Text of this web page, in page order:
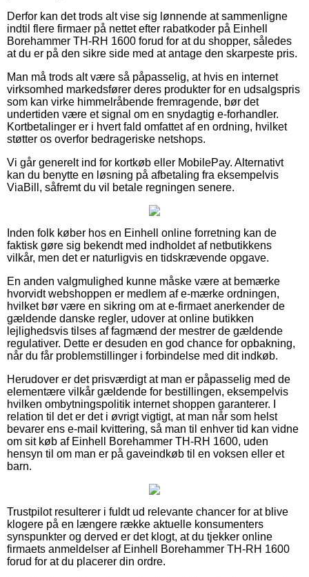
Derfor kan det trods alt vise sig lønnende at sammenligne
indtil flere firmaer på nettet efter rabatkoder på Einhell
Borehammer TH-RH 1600 forud for at du shopper, således
at du er på den sikre side med at antage den skarpeste pris.
Man må trods alt være så påpasselig, at hvis en internet
virksomhed markedsfører deres produkter for en udsalgspris
som kan virke himmelråbende fremragende, bør det
undertiden være et signal om en snydagtig e-forhandler.
Kortbetalinger er i hvert fald omfattet af en ordning, hvilket
støtter os overfor bedrageriske netshops.
Vi går generelt ind for kortkøb eller MobilePay. Alternativt
kan du benytte en løsning på afbetaling fra eksempelvis
ViaBill, såfremt du vil betale regningen senere.
Inden folk køber hos en Einhell online forretning kan de
faktisk gøre sig bekendt med indholdet af netbutikkens
vilkår, men det er naturligvis en tidskrævende opgave.
En anden valgmulighed kunne måske være at bemærke
hvorvidt webshoppen er medlem af e-mærke ordningen,
hvilket bør være en sikring om at e-firmaet anerkender de
gældende danske regler, udover at online butikken
lejlighedsvis tilses af fagmænd der mestrer de gældende
regulativer. Dette er desuden en god chance for opbakning,
når du får problemstillinger i forbindelse med dit indkøb.
Herudover er det prisværdigt at man er påpasselig med de
elementære vilkår gældende for bestillingen, eksempelvis
hvilken ombytningspolitik internet shoppen garanterer. I
relation til det er det i øvrigt vigtigt, at man når som helst
bevarer ens e-mail kvittering, så man til enhver tid kan vidne
om sit køb af Einhell Borehammer TH-RH 1600, uden
hensyn til om man er på gaveindkøb til en voksen eller et
barn.
Trustpilot resulterer i fuldt ud relevante chancer for at blive
klogere på en længere række aktuelle konsumenters
synspunkter og derved er det klogt, at du tjekker online
firmaets anmeldelser af Einhell Borehammer TH-RH 1600
forud for at du placerer din ordre.